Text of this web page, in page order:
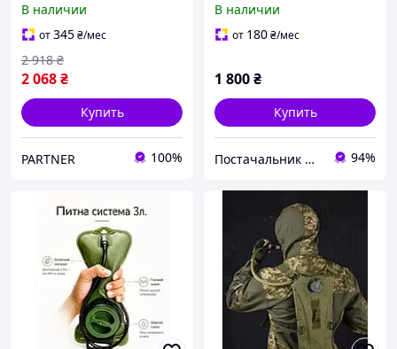
14539101
В наличии
от345₴/мес
2 068₴
2 918 ₴
Купить
PARTNER 100%
система
В наличии
от 180₴/мес
1 800₴
Купить
Постачальник Дроп 94%